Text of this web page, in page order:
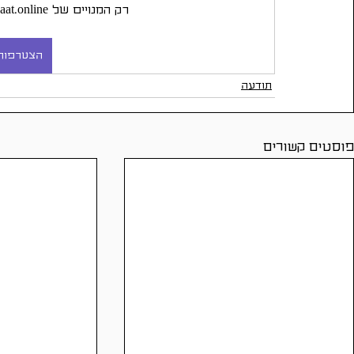
רק המנויים של daat.online יכולים לקרוא את הפוסט הזה.
תודעה
פוסטים קשורים